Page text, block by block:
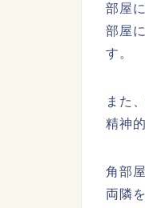
部屋
部屋
す。
また
精神
角部
両隣